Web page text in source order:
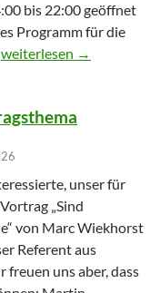
bis 22:00 geöffnet
Programm für die
Winterprogramm endet
weiterlesen →
unser für
„Sind
von Marc Wiekhorst
Referent aus
uns aber, dass